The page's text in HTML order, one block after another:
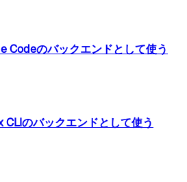
Codeのバックエンドとして使う
のバックエンドとして使う